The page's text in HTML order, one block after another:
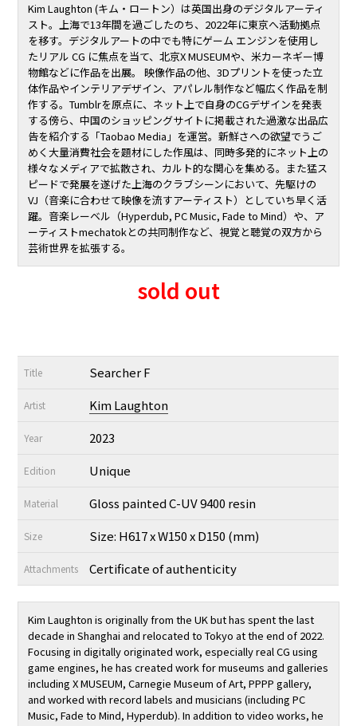
Kim Laughton (キム・ロートン）は英国出身のデジタルアーティ
スト。上海で13年間を過ごしたのち、2022年に東京へ活動拠点
を移す。デジタルアートの中でも特にゲーム エンジンを使用し
たリアル CG に焦点を当て、北京X MUSEUMや、米カーネギー博
物館などに作品を出展。 映像作品の他、3Dプリントを使った立
体作品やインテリアデザイン、アパレル制作など幅広く作品を制
作する。Tumblrを原点に、ネット上で自身のCGデザインを発表
する傍ら、中国のショッピングサイトに掲載された過激な出品広
告を紹介する「Taobao Media」を運営。新鮮さへの欲望でうご
めく大量消費社会を題材にした作風は、同時多発的にネット上の
様々なメディアで拡散され、カルト的な関心を集める。また猛ス
ピードで発展を遂げた上海のクラブシーンにおいて、先駆けの
VJ（音楽に合わせて映像を流すアーティスト）としていち早く活
躍。音楽レーベル（Hyperdub, PC Music, Fade to Mind）や、ア
ーティストmechatokとの共同制作など、視覚と聴覚の双方から
芸術世界を拡張する。
sold out
Title Searcher F
Artist Kim Laughton
Year 2023
Edition Unique
Material Gloss painted C-UV 9400 resin
Size Size: H617 x W150 x D150 (mm)
Attachments Certificate of authenticity
Kim Laughton is originally from the UK but has spent the last
decade in Shanghai and relocated to Tokyo at the end of 2022.
Focusing in digitally originated work, especially real CG using
game engines, he has created work for museums and galleries
including X MUSEUM, Carnegie Museum of Art, PPPP gallery,
and worked with record labels and musicians (including PC
Music, Fade to Mind, Hyperdub). In addition to video works, he